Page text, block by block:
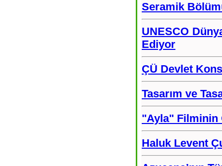
Seramik
UNESCO
Ediyor
ÇÜ Devlet
Tasarım ve
"Ayla" Filminin
Haluk Levent